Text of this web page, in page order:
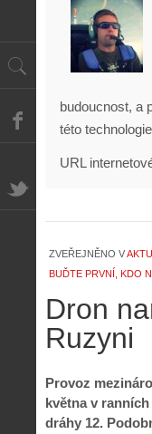
budoucnost, a
této
URL
ZVEŘEJNĚNO V
BUĎTE PRVNÍ, KDO
Dron
Ruzyni
Provoz
května v
dráhy 12.